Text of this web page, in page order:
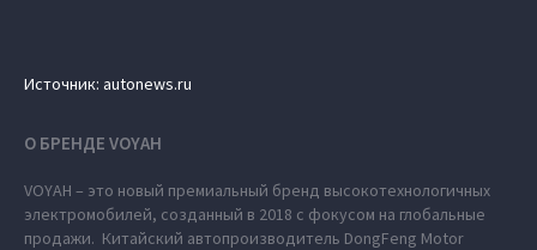
Источник: autonews.ru
О БРЕНДЕ VOYAH
VOYAH – это новый премиальный бренд высокотехнологичных
электромобилей, созданный в 2018 с фокусом на глобальные
продажи. Китайский автопроизводитель DongFeng Motor